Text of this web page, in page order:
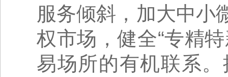
服务倾斜，加大中小
权市场，健全“专精
易场所的有机联系